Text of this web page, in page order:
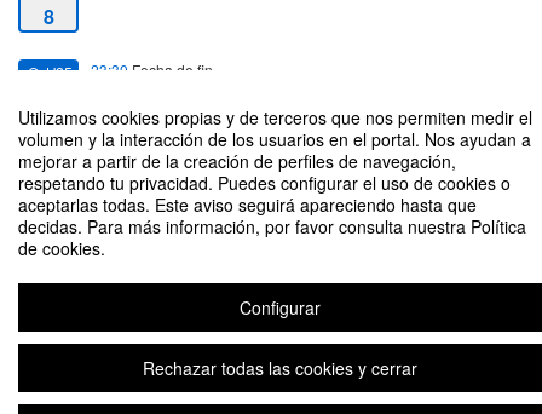
Utilizamos cookies propias y de terceros que nos permiten medir el
volumen y la interacción de los usuarios en el portal. Nos ayudan a
mejorar a partir de la creación de perfiles de navegación,
respetando tu privacidad. Puedes configurar el uso de cookies o
aceptarlas todas. Este aviso seguirá apareciendo hasta que
decidas. Para más información, por favor consulta nuestra Política
de cookies.
Configurar
Rechazar todas las cookies y cerrar
8
Oct '25 23:30 Fecha de fin
UTalca y 100 palabras// ONLINE
Aviso legal|Contacto
Plataforma de organización de eventos Symposium
Copyright © 2026